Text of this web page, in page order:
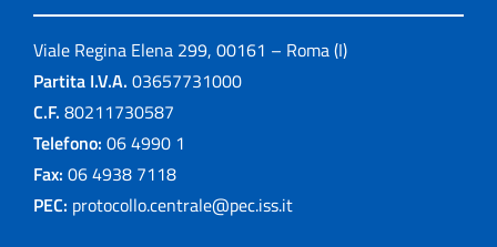
Viale Regina Elena 299, 00161 – Roma (I)
Partita I.V.A. 03657731000
C.F. 80211730587
Telefono: 06 4990 1
Fax: 06 4938 7118
PEC: protocollo.centrale@pec.iss.it